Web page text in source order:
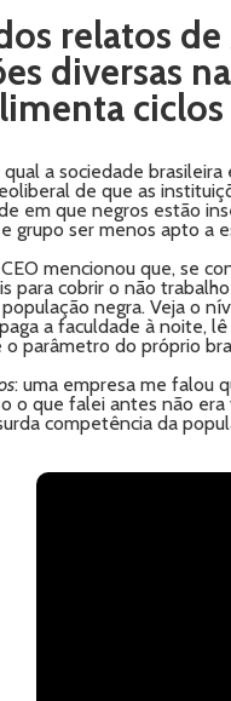
relatos de
diversas
a sociedade
de que as
em que negros estão
grupo ser menos apto a
mencionou que, se
para cobrir o não
negra. Veja o
a faculdade à noite,
parâmetro do próprio
: uma empresa me falou
o que falei antes não
competência da